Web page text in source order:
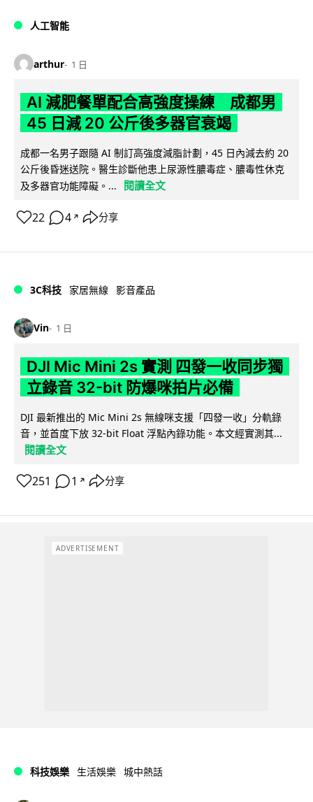
人工智能
arthur 1 日
AI 減肥餐單配合高強度操練 成都男
45 日減 20 公斤後多器官衰竭
成都一名男子跟隨 AI 制訂高強度減脂計劃，45 日內減去約 20
公斤後昏迷送院。醫生診斷他患上尿源性膿毒症、膿毒性休克
及多器官功能障礙。...
閱讀全文
22 4 ↗ 分享
3C科技 家居無線 影音產品
Vin 1 日
DJI Mic Mini 2s 實測 四發一收同步獨
立錄音 32-bit 防爆咪拍片必備
DJI 最新推出的 Mic Mini 2s 無線咪支援「四發一收」分軌錄
音，並首度下放 32-bit Float 浮點內錄功能。本文經實測其...
閱讀全文
251 1 ↗ 分享
ADVERTISEMENT
科技娛樂 生活娛樂 城中熱話